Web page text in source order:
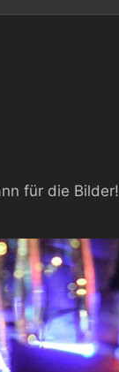
für die Bilder!